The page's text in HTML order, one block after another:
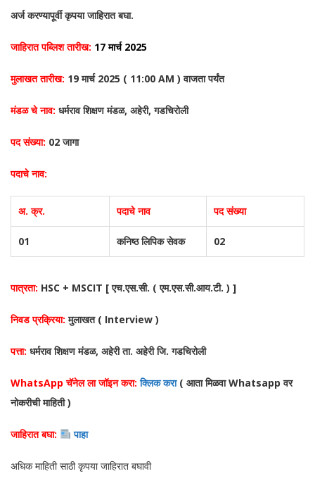
अर्ज करण्यापूर्वी कृपया जाहिरात बघा.
जाहिरात पब्लिश तारीख: 17 मार्च 2025
मुलाखततारीख: 19 मार्च 2025 ( 11:00 AM ) वाजता पर्यंत
मंडळ चे नाव: धर्मराव शिक्षण मंडळ, अहेरी, गडचिरोली
पद संख्या: 02 जागा
पदाचे नाव:
अ. क्र. पदाचे नाव पद संख्या
01 कनिष्ठ लिपिक सेवक 02
पात्रता: HSC + MSCIT [ एच.एस.सी. ( एम.एस.सी.आय.टी. ) ]
निवड प्रक्रिया: मुलाखत ( Interview )
पत्ता: धर्मराव शिक्षण मंडळ, अहेरी ता. अहेरी जि. गडचिरोली
WhatsApp चॅनेल ला जॉइन करा: क्लिक करा ( आता मिळवा Whatsapp वर
नोकरीची माहिती )
जाहिरात बघा: पाहा
अधिक माहिती साठी कृपया जाहिरात बघावी